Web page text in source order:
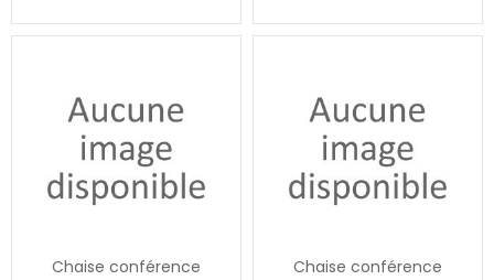
Chaise conférence
Chaise conférence